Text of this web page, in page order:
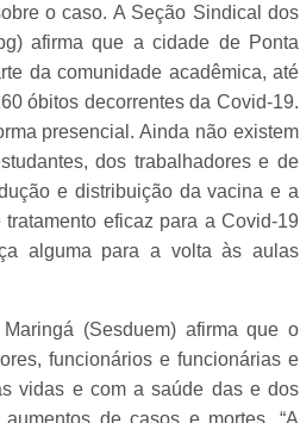
o caso. A Seção Sindical dos
afirma que a cidade de Ponta
da comunidade acadêmica, até
óbitos decorrentes da Covid-19.
presencial. Ainda não existem
dos trabalhadores e de
e distribuição da vacina e a
eficaz para a Covid-19
alguma para a volta às aulas
(Sesduem) afirma que o
funcionários e funcionárias e
vidas e com a saúde das e dos